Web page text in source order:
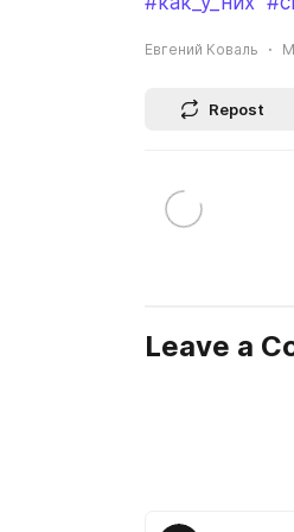
Евгений Коваль
Repost
Leave a